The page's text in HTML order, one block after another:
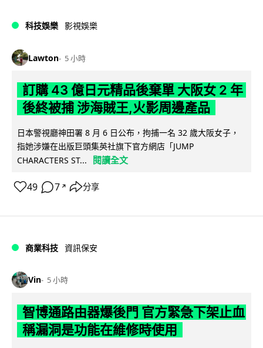
科技娛樂 影視娛樂
Lawton 5 小時
訂購 43 億日元精品後棄單 大阪女 2 年
後終被捕 涉海賊王,火影周邊產品
日本警視廳神田署 8 月 6 日公布，拘捕一名 32 歲大阪女子，
指她涉嫌在出版巨頭集英社旗下官方網店「JUMP
CHARACTERS ST...
閱讀全文
49 7 ↗ 分享
商業科技 資訊保安
Vin 5 小時
智博通路由器爆後門 官方緊急下架止血
稱漏洞是功能在維修時使用